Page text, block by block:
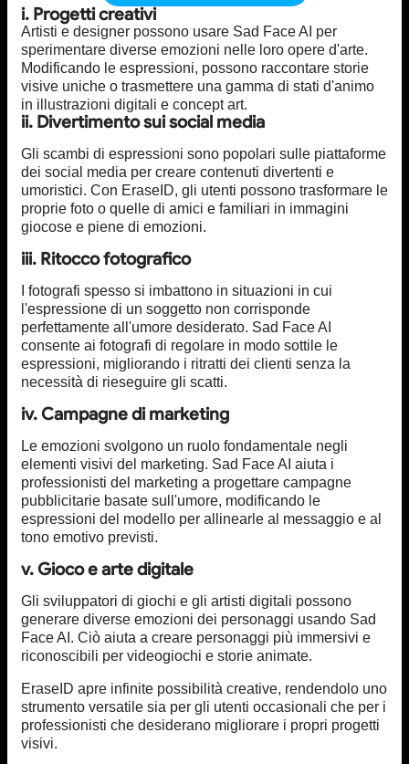
i. Progetti creativi
Artisti e designer possono usare Sad Face AI per
sperimentare diverse emozioni nelle loro opere d'arte.
Modificando le espressioni, possono raccontare storie
visive uniche o trasmettere una gamma di stati d'animo
in illustrazioni digitali e concept art.
ii. Divertimento sui social media
Gli scambi di espressioni sono popolari sulle piattaforme
dei social media per creare contenuti divertenti e
umoristici. Con EraseID, gli utenti possono trasformare le
proprie foto o quelle di amici e familiari in immagini
giocose e piene di emozioni.
iii. Ritocco fotografico
I fotografi spesso si imbattono in situazioni in cui
l'espressione di un soggetto non corrisponde
perfettamente all'umore desiderato. Sad Face AI
consente ai fotografi di regolare in modo sottile le
espressioni, migliorando i ritratti dei clienti senza la
necessità di rieseguire gli scatti.
iv. Campagne di marketing
Le emozioni svolgono un ruolo fondamentale negli
elementi visivi del marketing. Sad Face AI aiuta i
professionisti del marketing a progettare campagne
pubblicitarie basate sull'umore, modificando le
espressioni del modello per allinearle al messaggio e al
tono emotivo previsti.
v. Gioco e arte digitale
Gli sviluppatori di giochi e gli artisti digitali possono
generare diverse emozioni dei personaggi usando Sad
Face AI. Ciò aiuta a creare personaggi più immersivi e
riconoscibili per videogiochi e storie animate.
EraseID apre infinite possibilità creative, rendendolo uno
strumento versatile sia per gli utenti occasionali che per i
professionisti che desiderano migliorare i propri progetti
visivi.